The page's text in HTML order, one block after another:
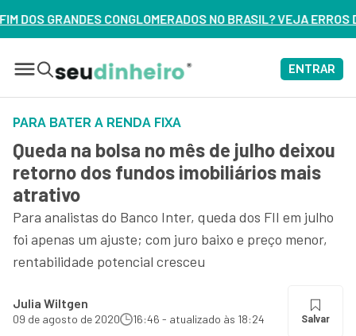
NO BRASIL? VEJA ERROS DE 3 DELES – ASSISTA
ENTRAR
PARA BATER A RENDA FIXA
Queda na bolsa no mês de julho deixou
retorno dos fundos imobiliários mais
atrativo
Para analistas do Banco Inter, queda dos FII em julho
foi apenas um ajuste; com juro baixo e preço menor,
rentabilidade potencial cresceu
Julia Wiltgen
09 de agosto de 2020 16:46 - atualizado às 18:24 Salvar